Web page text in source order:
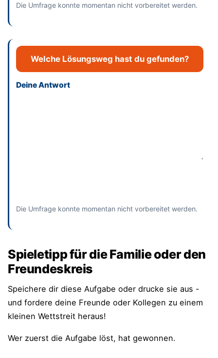
Die Umfrage konnte momentan nicht vorbereitet werden.
Welche Lösungsweg hast du gefunden?
Dieses Feld bitte leer lassen
Deine Antwort
Die Umfrage konnte momentan nicht vorbereitet werden.
Spieletipp für die Familie oder den
Freundeskreis
Speichere dir diese Aufgabe oder drucke sie aus -
und fordere deine Freunde oder Kollegen zu einem
kleinen Wettstreit heraus!
Wer zuerst die Aufgabe löst, hat gewonnen.